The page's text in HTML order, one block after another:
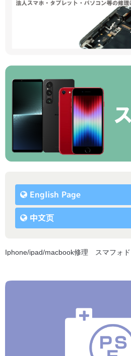
English Page
中文页
Iphone/ipad/macbook修理 スマフォ